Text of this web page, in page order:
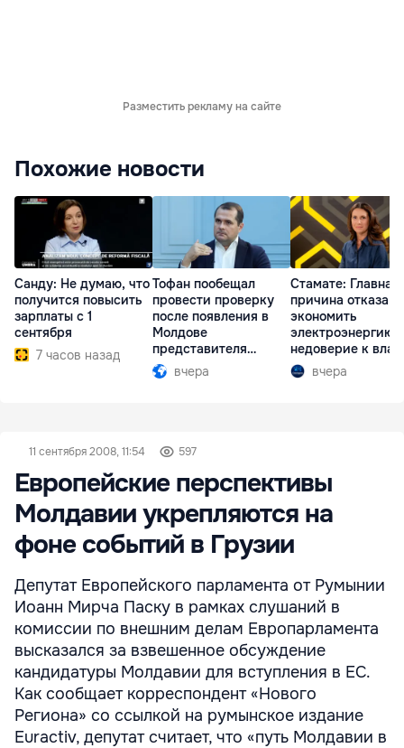
Разместить рекламу на сайте
Похожие новости
Санду: Не думаю, что
получится повысить
зарплаты с 1
сентября
7 часов назад
Тофан пообещал
провести проверку
после появления в
Молдове
представителя
Южной Осетии
вчера
Стамате: Главная
причина отказа
экономить
электроэнергию
недоверие к
вчера
11 сентября 2008, 11:54 597
Европейские перспективы
Молдавии укрепляются на
фоне событий в Грузии
Депутат Европейского парламента от Румынии
Иоанн Мирча Паску в рамках слушаний в
комиссии по внешним делам Европарламента
высказался за взвешенное обсуждение
кандидатуры Молдавии для вступления в ЕС.
Как сообщает корреспондент «Нового
Региона» со ссылкой на румынское издание
Euractiv, депутат считает, что «путь Молдавии в